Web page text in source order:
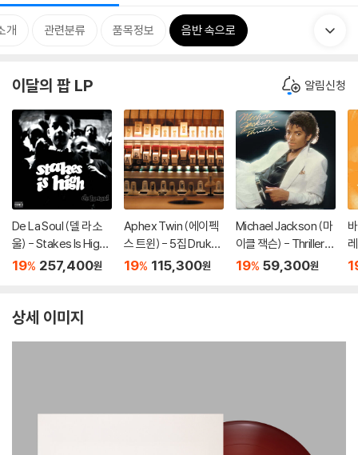
개 관련분류 품목정보 음반 속으로
이달의 팝 LP 알림신청
De La Soul (델 라 소
울) - Stakes Is High
[컬러 4LP]
19% 257,400원
Aphex Twin (에이펙
스 트윈) - 5집 Drukqs
[4LP]
19% 115,300원
Michael Jackson (마
이클 잭슨) - Thriller
[레드 앤 블랙 마블 LP]
19% 59,300원
상세 이미지